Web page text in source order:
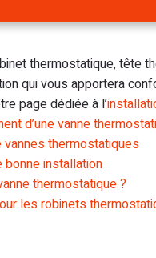
thermostatique, tête
qui vous apportera
page dédiée à l’
d’une vanne
thermostatiques
bonne installation
thermostatique ?
les robinets